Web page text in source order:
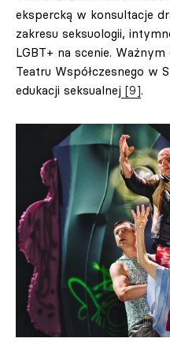
ekspercką w konsultacje
zakresu seksuologii,
LGBT+ na scenie.
Teatru Współczesnego w
edukacji seksualnej [9].